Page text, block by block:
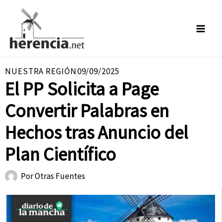
contenido
NUESTRA REGIÓN09/09/2025
El PP Solicita a Page
Convertir Palabras en
Hechos tras Anuncio del
Plan Científico
PorOtras Fuentes